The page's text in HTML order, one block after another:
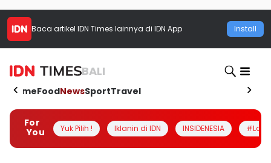
Baca artikel IDN Times lainnya di IDN App Install
BALI
HomeFoodNewsSportTravel
For
You
Yuk Pilih ! Iklanin di IDN INSIDENESIA